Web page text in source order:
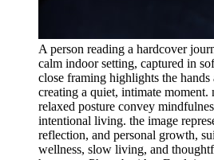
A person reading a hardcover
calm indoor setting, captured in
close framing highlights the hands
creating a quiet, intimate moment.
relaxed posture convey
intentional living. the image
reflection, and personal growth,
wellness, slow living, and